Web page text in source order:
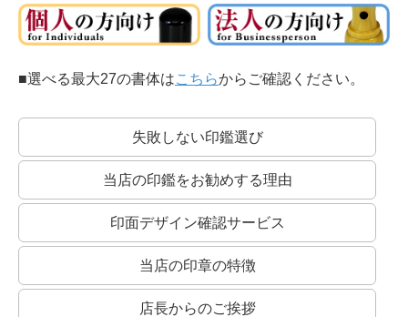
■選べる最大27の書体はこちらからご確認ください。
失敗しない印鑑選び
当店の印鑑をお勧めする理由
印面デザイン確認サービス
当店の印章の特徴
店長からのご挨拶